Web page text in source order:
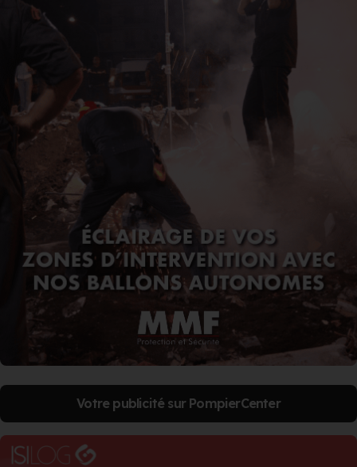
Votre publicité sur PompierCenter